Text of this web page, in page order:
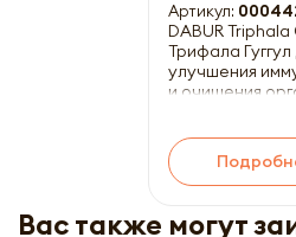
Артикул:
DABUR Triphala
Трифала Гуггул
улучшения
и очищения
Вас также могут